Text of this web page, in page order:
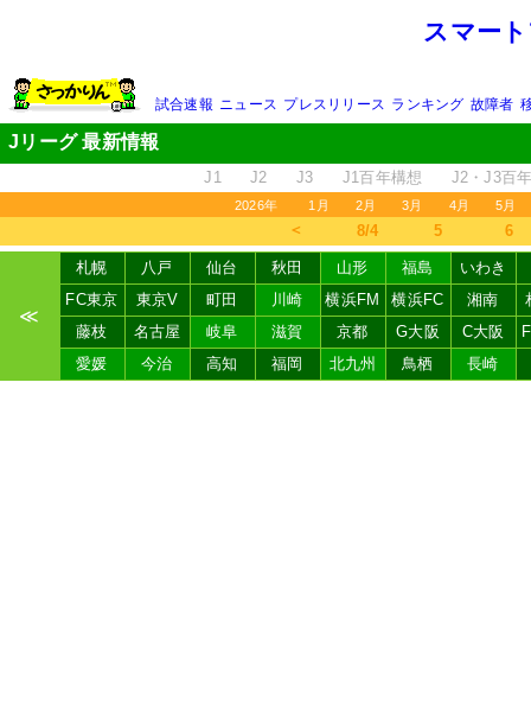
スマー
試合速報 ニュース プレスリリース ランキング 故障者
Jリーグ 最新情報
J1 J2 J3 J1百年構想 J2・J3百
2026年 1月 2月 3月 4月 5月
＜ 8/4 5 6
≪
札幌 八戸 仙台 秋田 山形 福島
いわき
FC東京
東京V 町田 川崎 横浜FM 横浜FC 湘南
藤枝
名古屋 岐阜 滋賀 京都 G大阪 C大阪
愛媛
今治 高知 福岡 北九州 鳥栖 長崎